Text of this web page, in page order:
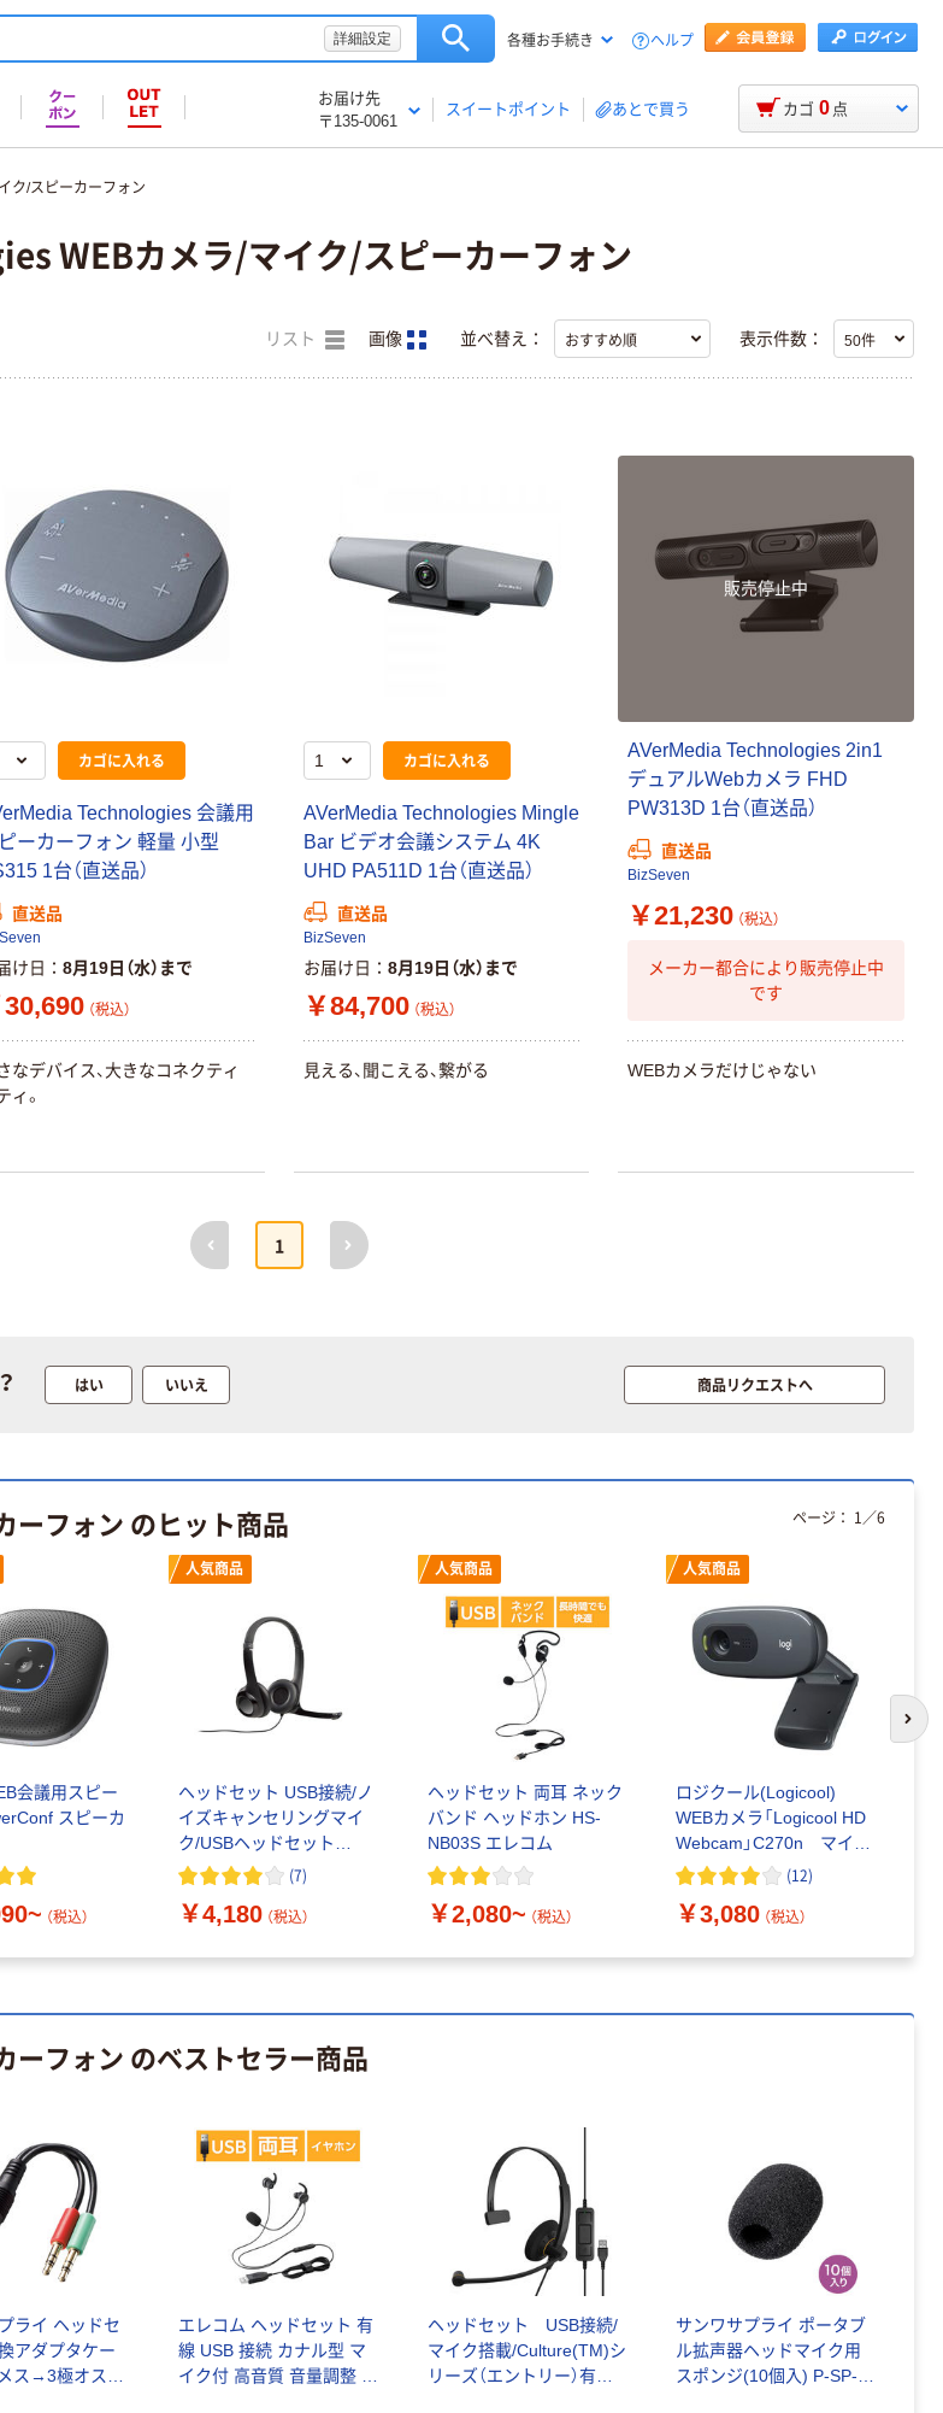
詳細設定 各種お手続き ヘルプ
お届け先
〒135-0061
スイートポイント あとで買う カゴ 0 点
ク/スピーカーフォン
WEBカメラ/マイク/スピーカーフォン
リスト 画像 並べ替え： 表示件数：
カゴに入れる
Technologies 会議用
ーカーフォン 軽量 小型
1台（直送品）
直送品
け日 8月19日（水）まで
30,690 （税込）
なデバイス、大きなコネクティ
ィ。
カゴに入れる
AVerMedia Technologies Mingle
Bar ビデオ会議システム 4K
UHD PA511D 1台（直送品）
直送品
BizSeven
お届け日 8月19日（水）まで
￥84,700 （税込）
見える、聞こえる、繋がる
販売停止中
AVerMedia Technologies 2in1
デュアルWebカメラ FHD
PW313D 1台（直送品）
直送品
BizSeven
￥21,230 （税込）
メーカー都合により販売停止中
です
WEBカメラだけじゃない
前へ
1
次へ
はい いいえ 商品リクエストへ
ーフォン のヒット商品
会議用スピー
スピーカ
（税込）
人気商品
ヘッドセット USB接続/ノ
イズキャンセリングマイ
ク/USBヘッドセット
H390R 1個 ロジクール
(7)
￥4,180 （税込）
人気商品
ヘッドセット 両耳 ネック
バンド ヘッドホン HS-
NB03S エレコム
￥2,080~ （税込）
人気商品
ロジクール(Logicool)
WEBカメラ「Logicool HD
Webcam」C270n マイク
内蔵/HD 720p対応
(12)
￥3,080 （税込）
ページ： 1 ／6
次
フォン のベストセラー商品
ライ ヘッドセ
アダプタケー
ス→3極オス
エレコム ヘッドセット 有
線 USB 接続 カナル型 マ
イク付 高音質 音量調整 ブ
ヘッドセット USB接続/
マイク搭載/Culture(TM)シ
リーズ（エントリー）有線
サンワサプライ ポータブ
ル拡声器ヘッドマイク用
スポンジ(10個入) P-SP-
ふせん
あり FSC認
リジナル
140~ （税込）
スクルオリジ
ラミネー
ィルム A4
イズ
（ミクロン）
（税込）
パータオル
再生紙
％ 200枚
認証 シング
大王製紙共同
オリジナル
のチカラ」 養生
サントリー 伊右
衛門 「お茶、どう
オリジナル
￥398~
富士フイルム
INS MINI 13
￥12,100~
（税込）
本気プライス
経口補水液 オー
エスワン（OS-1）
￥159~
ート 大王製紙
共同企画 トイ
レクリーナー
トイレシート
オリジナル
￥330~
アスクル フラッ
トファイル エコ
ノミータイプ
A4タテ(コクヨ
製造）
￥115~ （税込）
ラ TEPRA
本気プライス
トイレットペー
100% 6ロール
芯あり FSC認